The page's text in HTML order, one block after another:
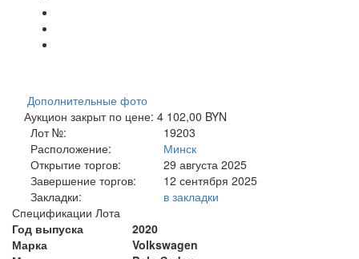
Дополнительные фото
Аукцион закрыт по цене: 4 102,00 BYN
Лот №:
19203
Расположение:
Минск
Открытие торгов:
29 августа 2025
Завершение торгов:
12 сентября 2025
Закладки:
в закладки
Спецификации Лота
Год выпуска
2020
Марка
Volkswagen